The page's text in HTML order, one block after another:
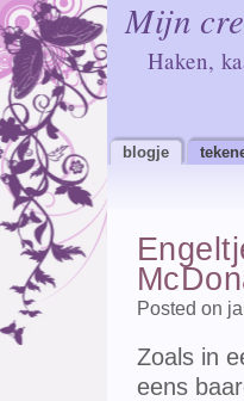
Mijn
Haken,
blogje
Posted on
Zoals in
eens